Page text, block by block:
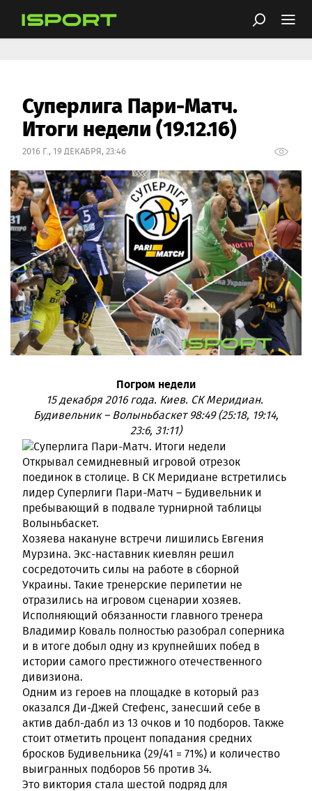
Суперлига Пари-Матч.
Итоги недели (19.12.16)
2016 Г., 19 ДЕКАБРЯ, 23:46
Погром недели
15 декабря 2016 года. Киев. СК Меридиан.
Будивельник – Волыньбаскет 98:49 (25:18, 19:14,
23:6, 31:11)
Открывал семидневный игровой отрезок
поединок в столице. В СК Меридиане встретились
лидер Суперлиги Пари-Матч – Будивельник и
пребывающий в подвале турнирной таблицы
Волыньбаскет.
Хозяева накануне встречи лишились Евгения
Мурзина. Экс-наставник киевлян решил
сосредоточить силы на работе в сборной
Украины. Такие тренерские перипетии не
отразились на игровом сценарии хозяев.
Исполняющий обязанности главного тренера
Владимир Коваль полностью разобрал соперника
и в итоге добыл одну из крупнейших побед в
истории самого престижного отечественного
дивизиона.
Одним из героев на площадке в который раз
оказался Ди-Джей Стефенс, занесший себе в
актив дабл-дабл из 13 очков и 10 подборов. Также
стоит отметить процент попадания средних
бросков Будивельника (29/41 = 71%) и количество
выигранных подборов 56 против 34.
Это виктория стала шестой подряд для